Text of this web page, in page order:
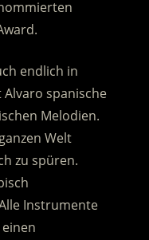
endlich in
spanische
Melodien.
Welt
zu spüren.
Instrumente